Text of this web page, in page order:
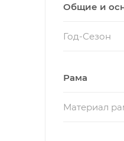
Общие и
Год-Сезон
Рама
Материал